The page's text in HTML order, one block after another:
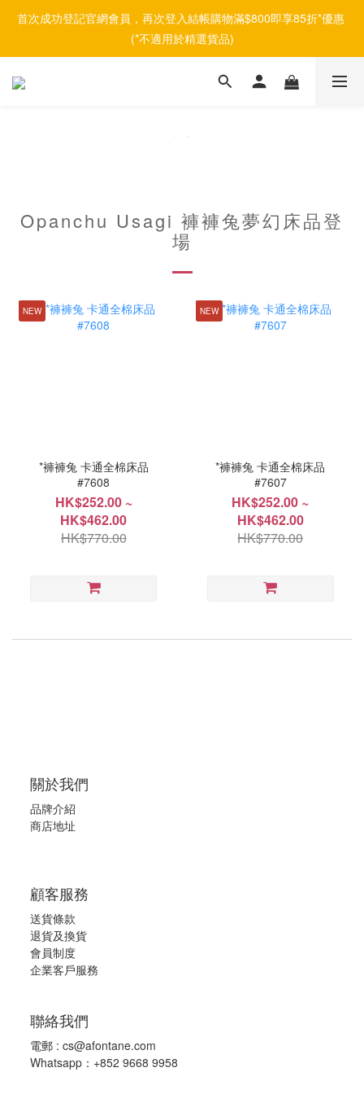
首次成功登記官網會員，再次登入結帳購物滿$800即享85折*優惠
(*不適用於精選貨品)
Opanchu Usagi 褲褲兔夢幻床品登
場
NEW
*褲褲兔 卡通全棉床品
#7608
HK$252.00 ~
HK$462.00
HK$770.00
NEW
*褲褲兔 卡通全棉床品
#7607
HK$252.00 ~
HK$462.00
HK$770.00
關於我們
品牌介紹
商店地址
顧客服務
送貨條款
退貨及換貨
會員制度
企業客戶服務
聯絡我們
電郵 : cs@afontane.com
Whatsapp：+852 9668 9958